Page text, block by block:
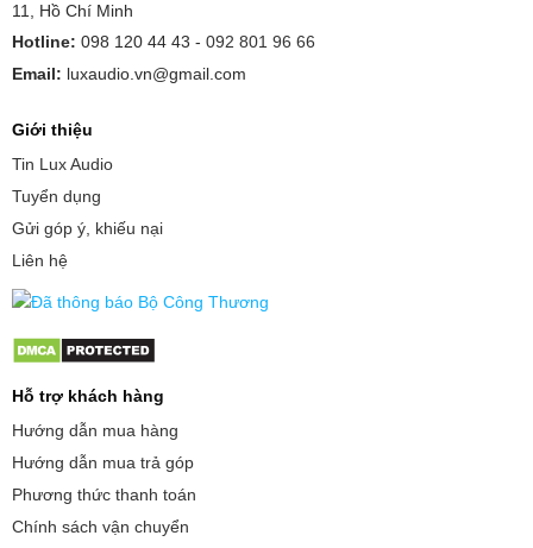
11, Hồ Chí Minh
Hotline: 098 120 44 43 - 092 801 96 66
Email: luxaudio.vn@gmail.com
Giới thiệu
Tin Lux Audio
Tuyển dụng
Gửi góp ý, khiếu nại
Liên hệ
Hỗ trợ khách hàng
Hướng dẫn mua hàng
Hướng dẫn mua trả góp
Phương thức thanh toán
Chính sách vận chuyển